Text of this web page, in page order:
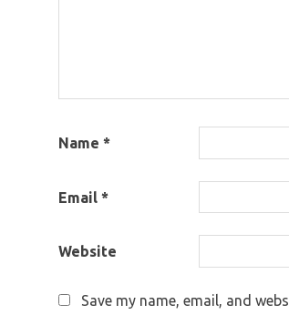
Name *
Email *
Website
Save my name, email, and